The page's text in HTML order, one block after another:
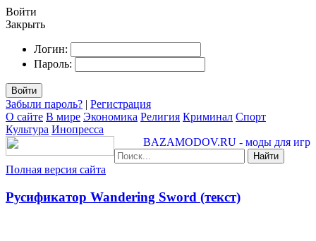
Войти
Закрыть
Логин:
Пароль:
Войти
Забыли пароль? | Регистрация
О сайте В мире Экономика Религия Криминал Спорт
Культура Инопресса
BAZAMODOV.RU - моды для игр
Найти
Полная версия сайта
Русификатор Wandering Sword (текст)